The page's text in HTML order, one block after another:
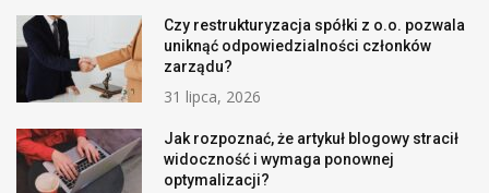
Czy restrukturyzacja spółki z o.o. pozwala
uniknąć odpowiedzialności członków
zarządu?
31 lipca, 2026
Jak rozpoznać, że artykuł blogowy stracił
widoczność i wymaga ponownej
optymalizacji?